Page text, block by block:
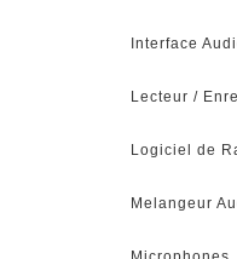
Interface
Lecteur /
Logiciel de
Melangeur